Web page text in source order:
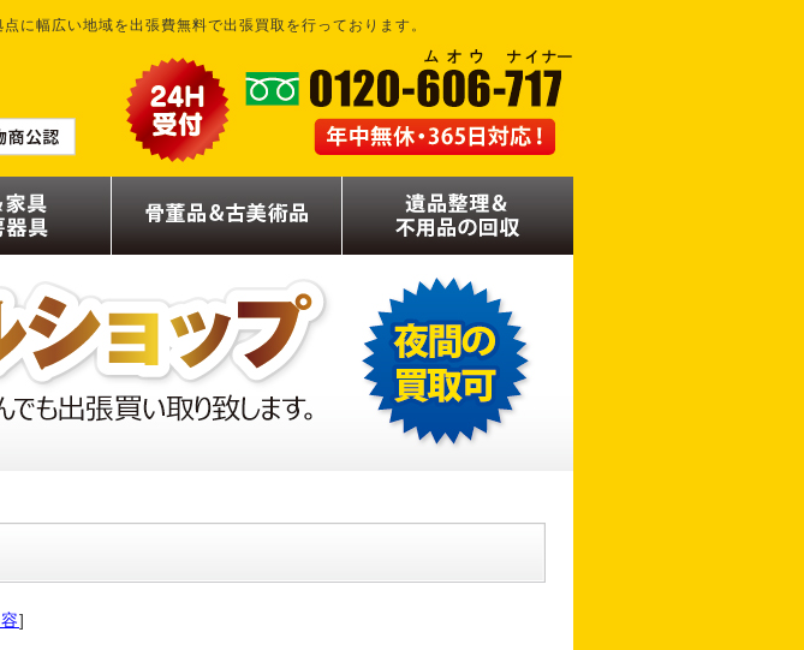
幅広い地域を出張費無料で出張買取を行っております。
]